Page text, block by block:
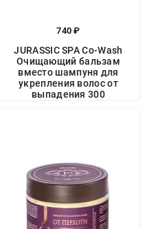
740 ₽
JURASSIC SPA Co-Wash
Очищающий бальзам
вместо шампуня для
укрепления волос от
выпадения 300